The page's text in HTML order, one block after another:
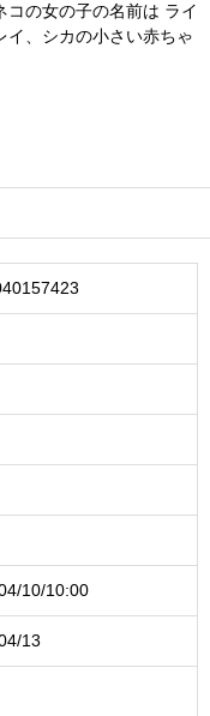
の女の子の名前は ライ
イ、シカの小さい赤ちゃ
10/10:00
13